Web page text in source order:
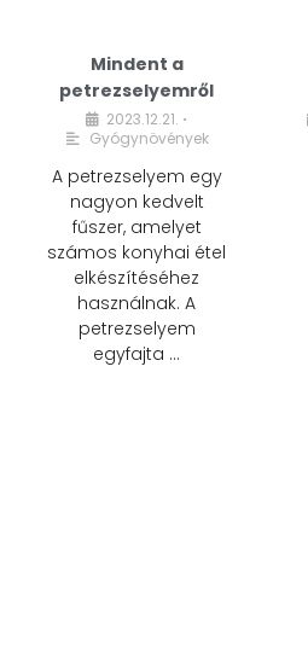
Mindent a
petrezselyemről
2023.12.21. •
Gyógynövények
A petrezselyem egy
nagyon kedvelt
fűszer, amelyet
számos konyhai étel
elkészítéséhez
használnak. A
petrezselyem
egyfajta …